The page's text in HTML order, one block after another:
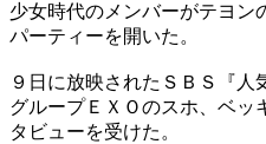
少女時代のメンバーがテヨン
パーティーを開いた。
９日に放映されたＳＢＳ『
グループＥＸＯのスホ、ベッ
タビューを受けた。